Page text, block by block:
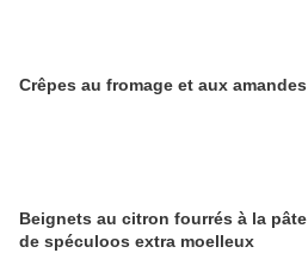
Crêpes au fromage et aux amandes
Beignets au citron fourrés à la pâte
de spéculoos extra moelleux